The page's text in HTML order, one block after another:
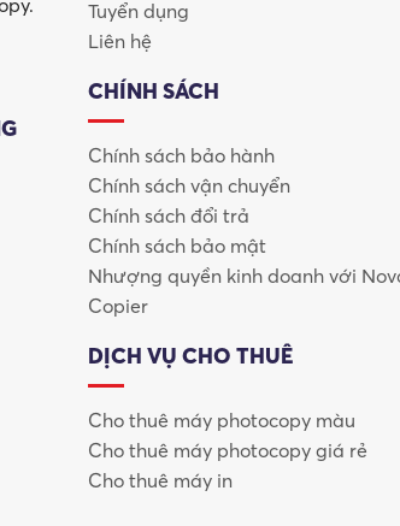
Ricoh Giá Rẻ Vẫn Được
Tuyển dụng
Liên hệ
CHÍNH SÁCH
Chính sách bảo hành
Chính sách vận chuyển
Chính sách đổi trả
Chính sách bảo mật
Nhượng quyền kinh doanh với
Copier
DỊCH VỤ CHO THUÊ
Cho thuê máy photocopy màu
Cho thuê máy photocopy giá rẻ
Cho thuê máy in